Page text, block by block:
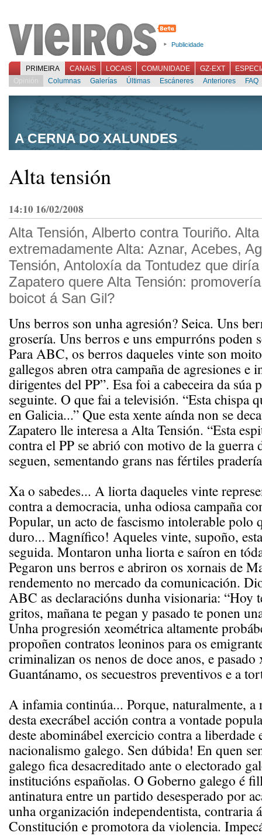
Publicidade
PRIMEIRA CANAIS LOCAIS COMUNIDADE GZ-EXT
Opinión
Columnas Galerías Últimas Escáneres Anteriores FAQ
A CERNA DO XALUNDES
Alta tensión
14:10 16/02/2008
Alta Tensión, Alberto contra Touriño.
extremadamente Alta: Aznar, Acebes,
Tensión, Antoloxía da Tontudez que
Zapatero quere Alta Tensión:
boicot á San Gil?
Uns berros son unha agresión? Seica. Uns
grosería. Uns berros e uns empurróns poden
Para ABC, os berros daqueles vinte son
gallegos abren otra campaña de agresiones e
dirigentes del PP”. Esa foi a cabeceira da súa
seguinte. O que fai a televisión. “Esta chispa
en Galicia...” Que esta xente aínda non se
Zapatero lle interesa a Alta Tensión. “Esta
contra el PP se abrió con motivo de la guerra
seguen, sementando grans nas fértiles
Xa o sabedes... A liorta daqueles vinte
contra a democracia, unha odiosa campaña
Popular, un acto de fascismo intolerable polo
duro... Magnífico! Aqueles vinte, supoño,
seguida. Montaron unha liorta e saíron en
Pegaron uns berros e abriron os xornais de
rendemento no mercado da comunicación.
ABC as declaracións dunha visionaria: “Hoy
gritos, mañana te pegan y pasado te ponen
Unha progresión xeométrica altamente
propoñen contratos leoninos para os
criminalizan os nenos de doce anos, e
Guantánamo, os secuestros preventivos e a
A infamia continúa... Porque, naturalmente, a
desta execrábel acción contra a vontade
deste abominábel exercicio contra a liberdade
nacionalismo galego. Sen dúbida! En quen
galego fica desacreditado ante o electorado
institucións españolas. O Goberno galego é
antinatura entre un partido desesperado por
unha organización independentista, contraria
Constitución e promotora da violencia.